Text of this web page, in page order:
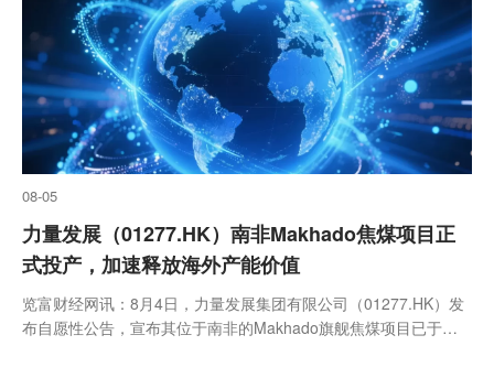
08-05
力量发展（01277.HK）南非Makhado焦煤项目正
式投产，加速释放海外产能价值
览富财经网讯：8月4日，力量发展集团有限公司（01277.HK）发
布自愿性公告，宣布其位于南非的Makhado旗舰焦煤项目已于